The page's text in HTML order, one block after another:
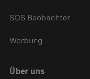
SOS Beobachter
Werbung
Über uns